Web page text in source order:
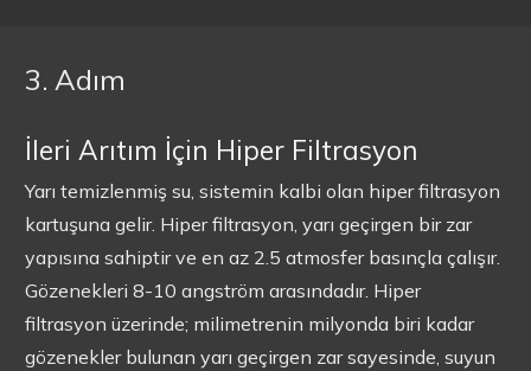
3. Adım
İleri Arıtım İçin Hiper Filtrasyon
Yarı temizlenmiş su, sistemin kalbi olan hiper filtrasyon
kartuşuna gelir. Hiper filtrasyon, yarı geçirgen bir zar
yapısına sahiptir ve en az 2.5 atmosfer basınçla çalışır.
Gözenekleri 8-10 angström arasındadır. Hiper
filtrasyon üzerinde; milimetrenin milyonda biri kadar
gözenekler bulunan yarı geçirgen zar sayesinde, suyun